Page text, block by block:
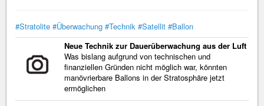
#Stratolite #Überwachung #Technik #Satellit #Ballon
Neue Technik zur Dauerüberwachung aus der Luft
Was bislang aufgrund von technischen und
finanziellen Gründen nicht möglich war, könnten
manövrierbare Ballons in der Stratosphäre jetzt
ermöglichen